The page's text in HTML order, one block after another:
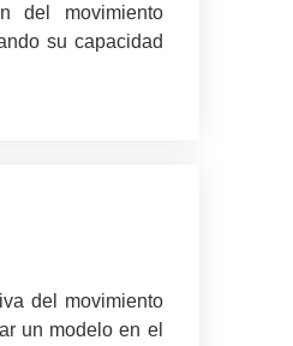
del movimiento
su capacidad
del movimiento
un modelo en el